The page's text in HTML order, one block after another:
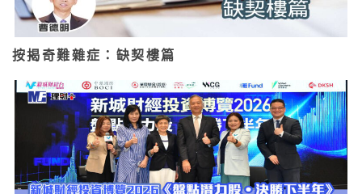
按揭奇難雜症：缺契樓篇